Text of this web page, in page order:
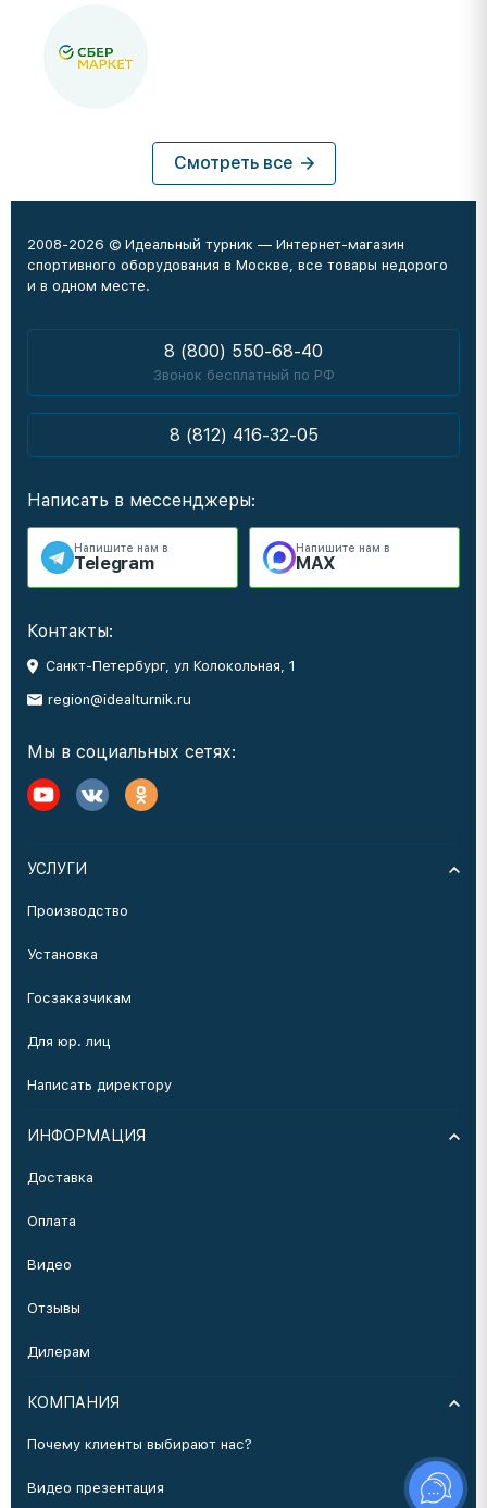
Смотреть все
2008-2026 © Идеальный турник — Интернет-магазин
спортивного оборудования в Москве, все товары недорого
и в одном месте.
8 (800) 550-68-40
Звонок бесплатный по РФ
8 (812) 416-32-05
Написать в мессенджеры:
Напишите нам в
Telegram
Напишите нам в
MAX
Контакты:
Санкт-Петербург, ул Колокольная, 1
region@idealturnik.ru
Мы в социальных сетях:
УСЛУГИ
Производство
Установка
Госзаказчикам
Для юр. лиц
Написать директору
ИНФОРМАЦИЯ
Доставка
Оплата
Видео
Отзывы
Дилерам
КОМПАНИЯ
Почему клиенты выбирают нас?
Видео презентация